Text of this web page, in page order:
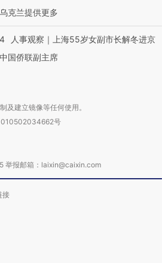
克兰提供更多
人事观察｜上海55岁女副市长解冬进京
国侨联副主席
及建立镜像等任何使用。
号
举报邮箱：laixin@caixin.com
接